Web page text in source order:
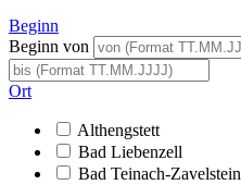
Beginn
Beginn von
Ort
Althengstett
Bad Liebenzell
Bad Teinach-Zavelstein